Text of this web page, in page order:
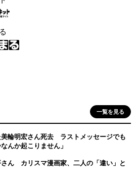
一覧を見る
輪明宏さん死去 ラストメッセージでも
んか起こりません」
ん カリスマ漫画家、二人の「違い」と